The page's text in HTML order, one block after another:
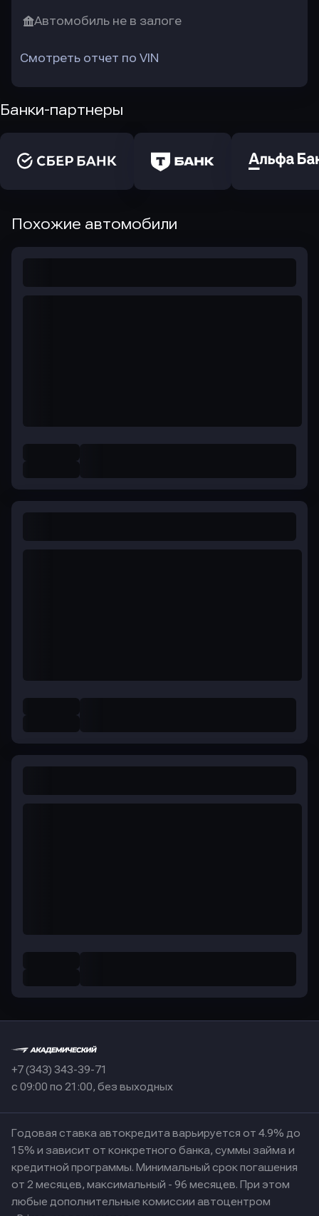
Автомобиль не в залоге
Смотреть отчет по VIN
Банки-партнеры
Похожие автомобили
+7 (343) 343-39-71
с 09:00 по 21:00, без выходных
Годовая ставка автокредита варьируется от 4.9% до
15% и зависит от конкретного банка, суммы займа и
кредитной программы. Минимальный срок погашения
от 2 месяцев, максимальный - 96 месяцев. При этом
любые дополнительные комиссии автоцентром